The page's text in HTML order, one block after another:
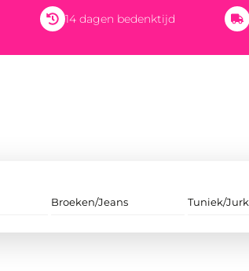
14 dagen bedenktijd
Broeken/Jeans Tuniek/